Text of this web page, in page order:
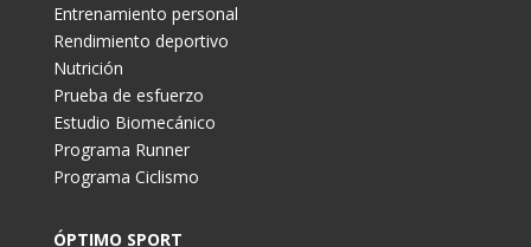
Entrenamiento personal
Rendimiento deportivo
Nutrición
Prueba de esfuerzo
Estudio Biomecánico
Programa Runner
Programa Ciclismo
ÓPTIMO SPORT